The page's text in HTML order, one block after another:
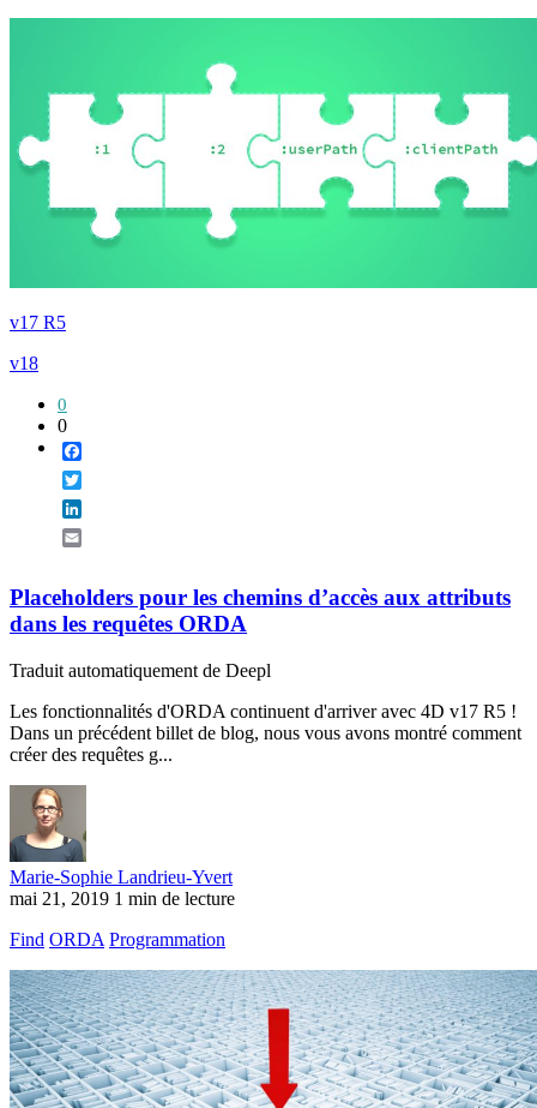
v17 R5
v18
0
0
Placeholders pour les chemins d’accès aux attributs
dans les requêtes ORDA
Traduit automatiquement de Deepl
Les fonctionnalités d'ORDA continuent d'arriver avec 4D v17 R5 !
Dans un précédent billet de blog, nous vous avons montré comment
créer des requêtes g...
Marie-Sophie Landrieu-Yvert
mai 21, 2019 1 min de lecture
Find ORDA Programmation